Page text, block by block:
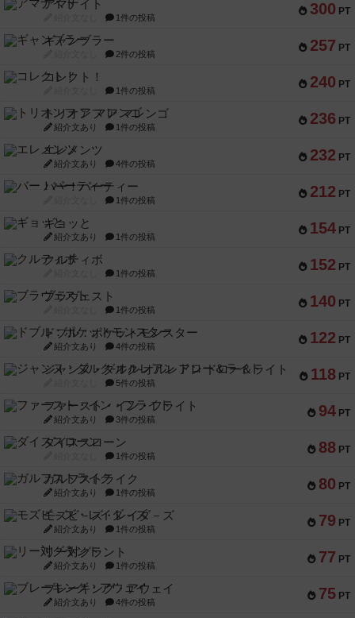
300 PT
アマナイト
1件の投稿
257 PT
ギャンブラー
2件の投稿
240 PT
コレクト！
1件の投稿
236 PT
トリオンフ ア マレンゴ
紹介文あり 1件の投稿
232 PT
エレメンツ
紹介文あり 4件の投稿
212 PT
バー！パーティー
1件の投稿
154 PT
ギョッと
紹介文あり 1件の投稿
152 PT
クルティボ
1件の投稿
140 PT
ブラヴェスト
1件の投稿
122 PT
ドブル：ポケットモンスター
紹介文あり 4件の投稿
118 PT
ジャンヌ・ダルク-オルレアン ドロー＆ライト
5件の投稿
94 PT
ファースト・イン・フライト
紹介文あり 3件の投稿
88 PT
ダイススローン
1件の投稿
80 PT
ガルフストライク
紹介文あり 1件の投稿
79 PT
モズビ－ズ・レイダ－ズ
紹介文あり 1件の投稿
77 PT
リー対グラント
紹介文あり 1件の投稿
75 PT
ブレーキング・アウェイ
紹介文あり 4件の投稿